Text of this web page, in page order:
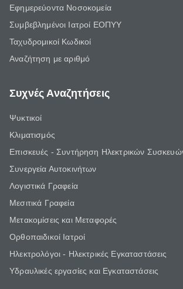
Εφημερεύοντα Νοσοκομεία
Συμβεβλημένοι Ιατροί ΕΟΠΥΥ
Ταχυδρομικοί Κωδικοί
Αναζήτηση με αριθμό
Συχνές Αναζητήσεις
Ψυκτικοί
Κλιματισμός
Επισκευές - Συντήρηση Ηλεκτρικών
Συνεργεία Αυτοκινήτων
Λογιστικά Γραφεία
Μεσιτικά Γραφεία
Μετακομίσεις και Μεταφορές
Ορθοπαιδικοί Ιατροί
Ηλεκτρολόγοι - Ηλεκτρικές Εγκαταστάσεις
Υδραυλικές εργασίες και Εγκαταστάσεις